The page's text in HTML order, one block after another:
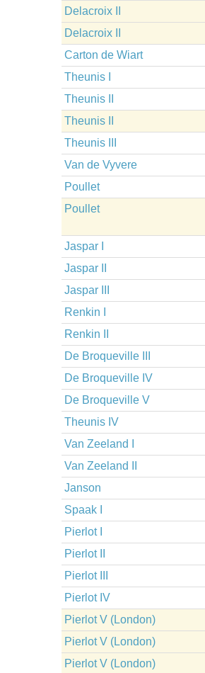
Delacroix II
Delacroix II
Carton de Wiart
Theunis I
Theunis II
Theunis II
Theunis III
Van de Vyvere
Poullet
Poullet
Jaspar I
Jaspar II
Jaspar III
Renkin I
Renkin II
De Broqueville III
De Broqueville IV
De Broqueville V
Theunis IV
Van Zeeland I
Van Zeeland II
Janson
Spaak I
Pierlot I
Pierlot II
Pierlot III
Pierlot IV
Pierlot V (London)
Pierlot V (London)
Pierlot V (London)